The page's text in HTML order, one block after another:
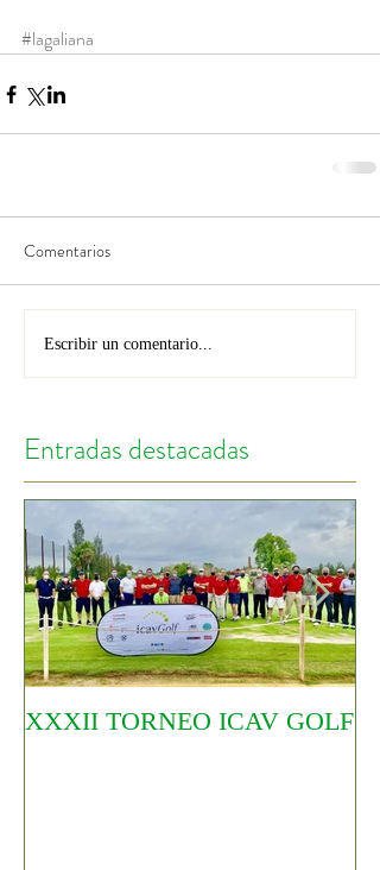
#lagaliana
Comentarios
Escribir un comentario...
Entradas destacadas
XXXII TORNEO ICAV GOLF